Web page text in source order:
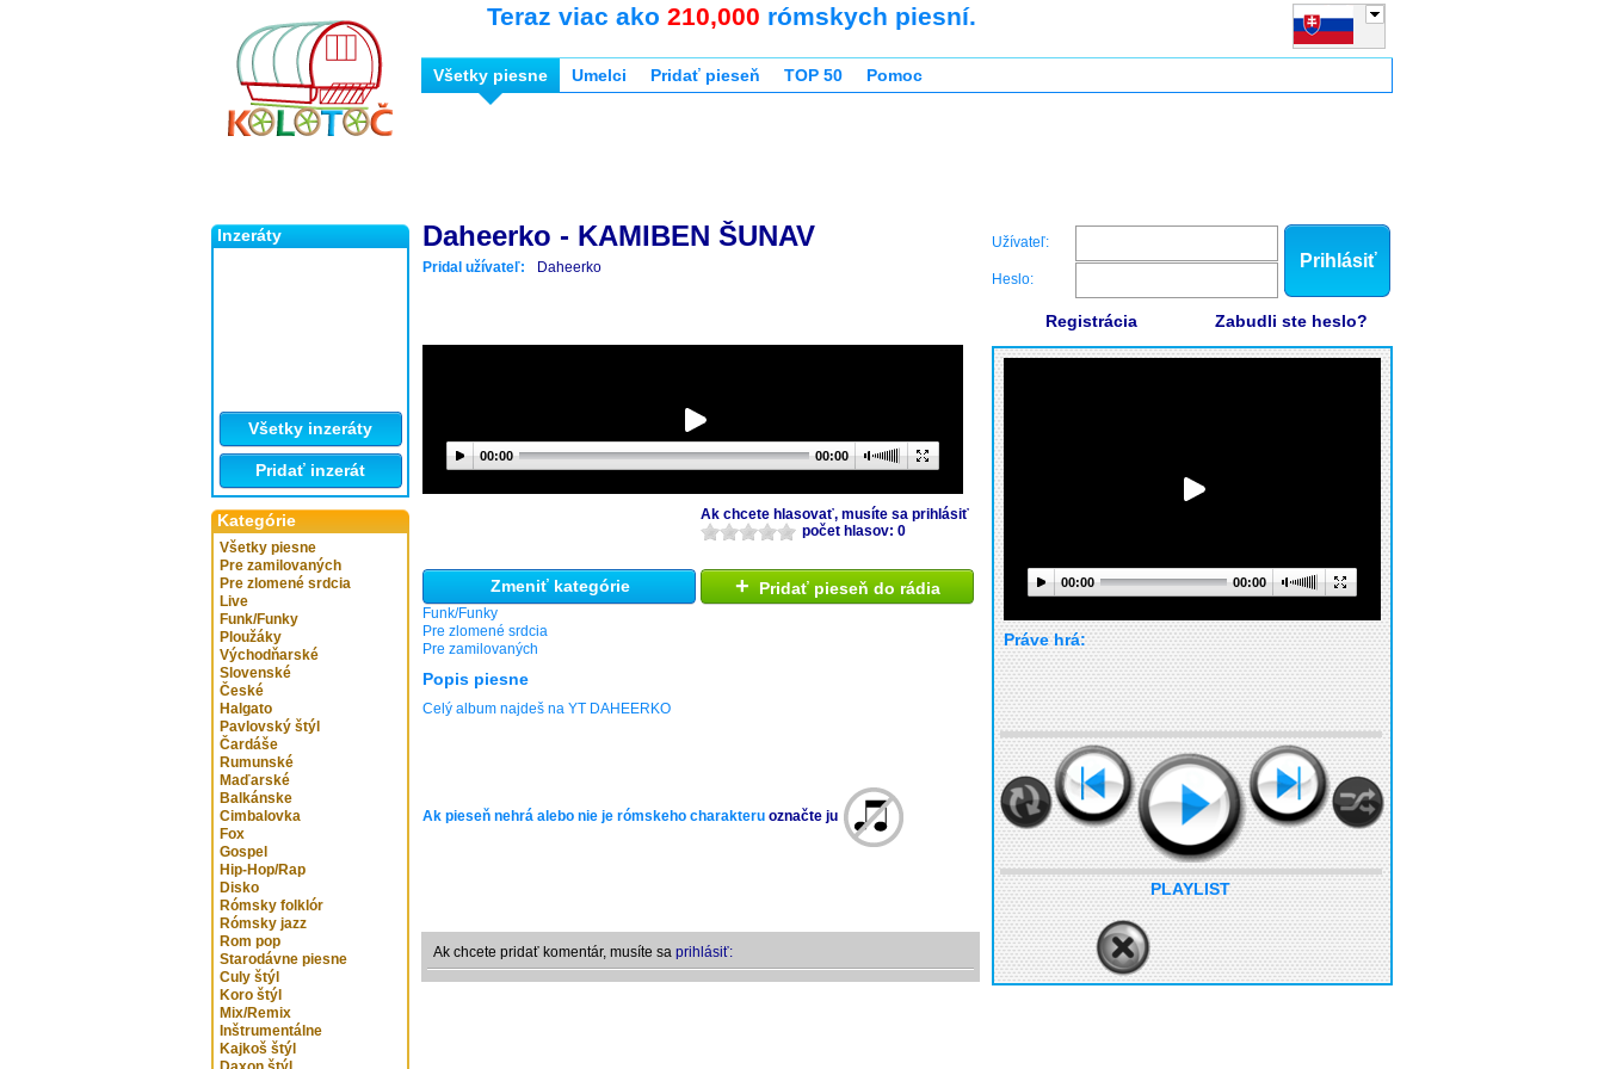
Inzeráty
Všetky inzeráty
Pridať inzerát
Kategórie
Všetky piesne
Pre zamilovaných
Pre zlomené srdcia
Live
Funk/Funky
Ploužáky
Východňarské
Slovenské
České
Halgato
Pavlovský štýl
Čardáše
Rumunské
Maďarské
Balkánske
Cimbalovka
Fox
Gospel
Hip-Hop/Rap
Disko
Rómsky folklór
Rómsky jazz
Rom pop
Starodávne piesne
Culy štýl
Koro štýl
Mix/Remix
Inštrumentálne
Kajkoš štýl
Teraz viac ako 210,000 rómskych piesní.
Všetky piesne Umelci Pridať pieseň TOP 50 Pomoc
Daheerko - KAMIBEN ŠUNAV
Pridal užívateľ: Daheerko
00:00 00:00
Ak chcete hlasovať, musíte sa prihlásiť
počet hlasov: 0
Zmeniť kategórie
Funk/Funky
Pre zlomené srdcia
Pre zamilovaných
+ Pridať pieseň do rádia
Popis piesne
Celý album najdeš na YT DAHEERKO
Ak pieseň nehrá alebo nie je rómskeho charakteru označte ju
Ak chcete pridať komentár, musíte sa prihlásiť:
Užívateľ:
Heslo:
Prihlásiť
Registrácia Zabudli ste heslo?
00:00 00:00
Práve hrá:
PLAYLIST